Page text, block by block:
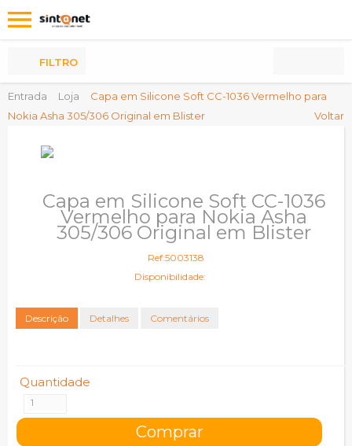
Entrada Loja
Capa em Silicone Soft CC-1036 Vermelho para
Nokia Asha 305/306 Original em Blister
Voltar
FILTRO
Capa em Silicone Soft CC-1036
Vermelho para Nokia Asha
305/306 Original em Blister
Ref:5003138
Disponibilidade:
Descrição Detalhes Comentários
Quantidade